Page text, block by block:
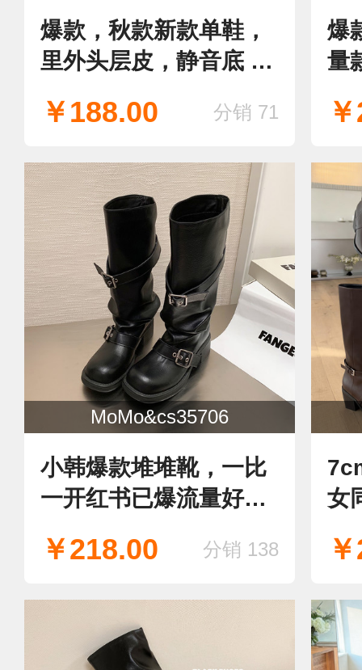
爆款，秋款新款单鞋，
里外头层皮，静音底 巨
￥188.00 分销 71
爆
量
MoMo&cs35706
小韩爆款堆堆靴，一比
一开红书已爆流量好
款靴子
￥218.00 分销 138
女